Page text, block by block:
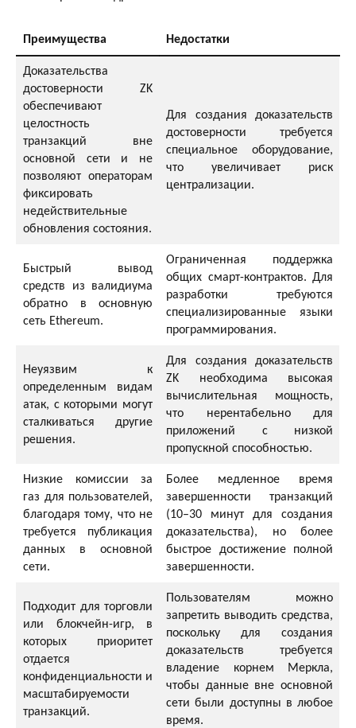
Преимущества Недостатки
Доказательства
достоверности ZK
обеспечивают
целостность
транзакций вне
основной сети и не
позволяют операторам
фиксировать
недействительные
обновления состояния.
Для создания доказательств
достоверности требуется
специальное оборудование,
что увеличивает риск
централизации.
Быстрый вывод
средств из валидиума
обратно в основную
сеть Ethereum.
Ограниченная поддержка
общих смарт-контрактов. Для
разработки требуются
специализированные языки
программирования.
Неуязвим к
определенным видам
атак, с которыми могут
сталкиваться другие
решения.
Для создания доказательств
ZK необходима высокая
вычислительная мощность,
что нерентабельно для
приложений с низкой
пропускной способностью.
Низкие комиссии за
газ для пользователей,
благодаря тому, что не
требуется публикация
данных в основной
сети.
Более медленное время
завершенности транзакций
(10–30 минут для создания
доказательства), но более
быстрое достижение полной
завершенности.
Подходит для торговли
или блокчейн-игр, в
которых приоритет
отдается
конфиденциальности и
масштабируемости
транзакций.
Пользователям можно
запретить выводить средства,
поскольку для создания
доказательств требуется
владение корнем Меркла,
чтобы данные вне основной
сети были доступны в любое
время.